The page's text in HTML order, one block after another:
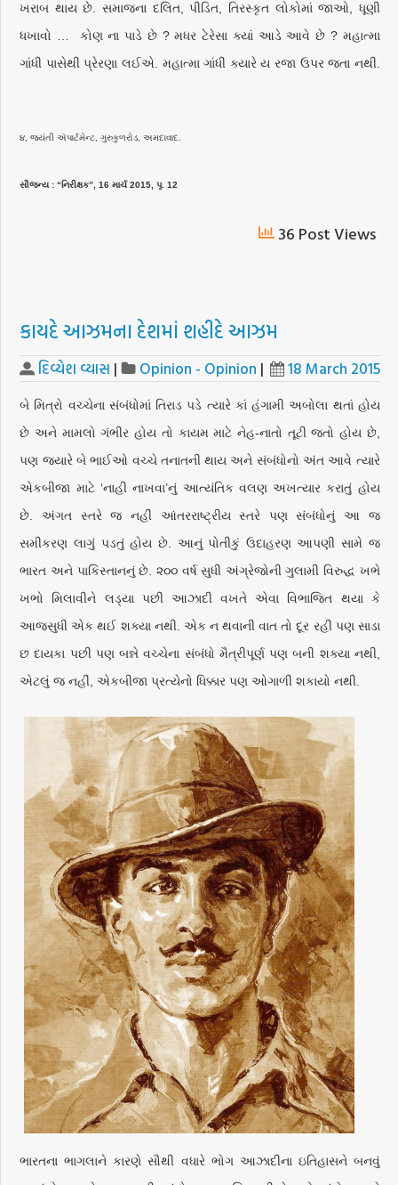
ખરાબ થાય છે. સમાજના દલિત, પીડિત, તિરસ્કૃત લોકોમાં જાઓ, ધૂણી
ધખાવો … કોણ ના પાડે છે ? મધર ટેરેસા ક્યાં આડે આવે છે ? મહાત્મા
ગાંધી પાસેથી પ્રેરણા લઈએ. મહાત્મા ગાંધી ક્યારે ય રજા ઉપર જતા નથી.
૪, જયંતી ઍપાર્ટમેન્ટ, ગુરુકુળરોડ, અમદાવાદ.
સૌજન્ય : “નિરીક્ષક”, 16 માર્ચ 2015, પૃ. 12
36 Post Views
કાયદે આઝમના દેશમાં શહીદે આઝમ
દિવ્યેશ વ્યાસ | Opinion - Opinion | 18 March 2015
બે મિત્રો વચ્ચેના સંબંધોમાં તિરાડ પડે ત્યારે કાં હંગામી અબોલા થતાં હોય
છે અને મામલો ગંભીર હોય તો કાયમ માટે નેહ-નાતો તૂટી જતો હોય છે,
પણ જ્યારે બે ભાઈઓ વચ્ચે તનાતની થાય અને સંબંધોનો અંત આવે ત્યારે
એકબીજા માટે ‘નાહી નાખવા’નું આત્યંતિક વલણ અખત્યાર કરાતું હોય
છે. અંગત સ્તરે જ નહીં આંતરરાષ્ટ્રીય સ્તરે પણ સંબંધોનું આ જ
સમીકરણ લાગું પડતું હોય છે. આનું પોતીકું ઉદાહરણ આપણી સામે જ
ભારત અને પાકિસ્તાનનું છે. ૨૦૦ વર્ષ સુધી અંગ્રેજોની ગુલામી વિરુદ્ધ ખભે
ખભો મિલાવીને લડ્યા પછી આઝાદી વખતે એવા વિભાજિત થયા કે
આજસુધી એક થઈ શક્યા નથી. એક ન થવાની વાત તો દૂર રહી પણ સાડા
છ દાયકા પછી પણ બન્ને વચ્ચેના સંબંધો મૈત્રીપૂર્ણ પણ બની શક્યા નથી,
એટલું જ નહીં, એકબીજા પ્રત્યેનો ધિક્કાર પણ ઓગાળી શકાયો નથી.
ભારતના ભાગલાને કારણે સૌથી વધારે ભોગ આઝાદીના ઇતિહાસને બનવું